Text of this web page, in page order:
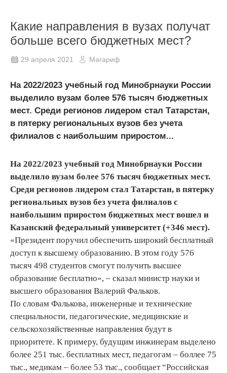
Какие направления в вузах получат
больше всего бюджетных мест?
29 апреля 2021 Мәгариф
На 2022/2023 учебный год Минобрнауки России
выделило вузам более 576 тысяч бюджетных
мест. Среди регионов лидером стал Татарстан,
в пятерку региональных вузов без учета
филиалов с наибольшим приростом...
На 2022/2023 учебный год Минобрнауки России
выделило вузам более 576 тысяч бюджетных мест.
Среди регионов лидером стал Татарстан, в пятерку
региональных вузов без учета филиалов с
наибольшим приростом бюджетных мест вошел и
Казанский федеральный университет (+346 мест).
«Президент поручил обеспечить широкий бесплатный
доступ к высшему образованию. В этом году 576
тысяч 498 студентов смогут получить высшее
образование бесплатно», – сказал министр науки и
высшего образования Валерий Фальков.
По словам Фалькова, инженерные и технические
специальности, педагогические, медицинские и
сельскохозяйственные направления будут в
приоритете. К примеру, будущим инжинерам выделено
более 251 тыс. бесплатных мест, педагогам – боллее 75
тыс., медикам – более 53 тыс., сообщает “Российская